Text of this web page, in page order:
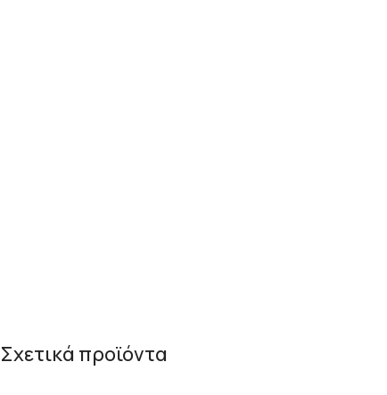
Σχετικά προϊόντα